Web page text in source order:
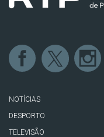
NOTÍCIAS
DESPORTO
TELEVISÃO